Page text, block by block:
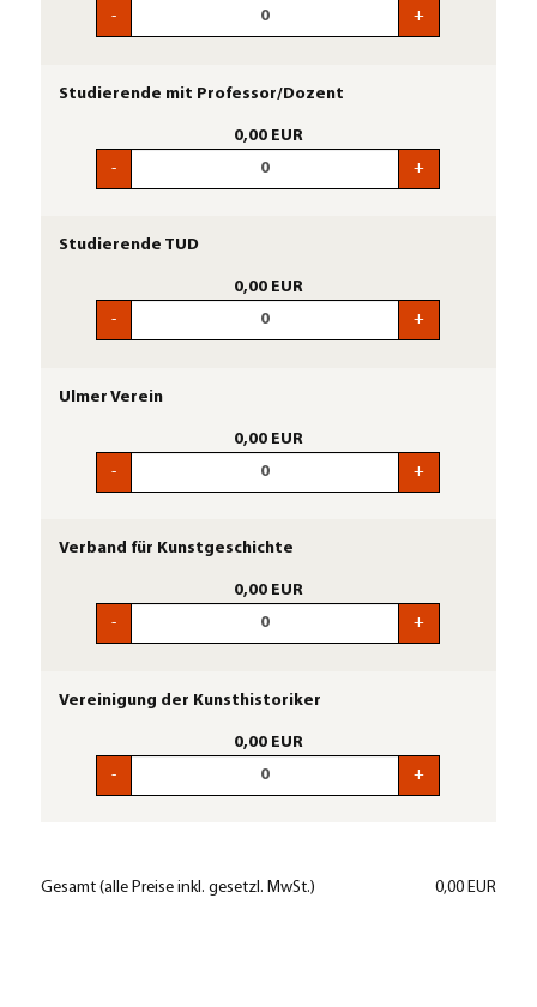
-
+
Studierende mit Professor/Dozent
0,00 EUR
-
+
Studierende TUD
0,00 EUR
-
+
Ulmer Verein
0,00 EUR
-
+
Verband für Kunstgeschichte
0,00 EUR
-
+
Vereinigung der Kunsthistoriker
0,00 EUR
-
+
Gesamt (alle Preise inkl. gesetzl. MwSt.) 0,00 EUR